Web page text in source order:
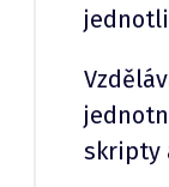
skripty